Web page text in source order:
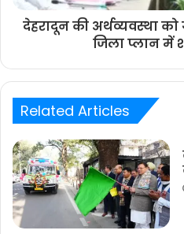
देहरादून की अर्थव्यवस्था
जिला प्लान में
Related Articles